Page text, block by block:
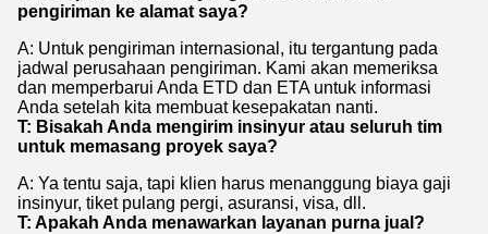
pengiriman ke alamat saya?
A: Untuk pengiriman internasional, itu tergantung pada
jadwal perusahaan pengiriman. Kami akan memeriksa
dan memperbarui Anda ETD dan ETA untuk informasi
Anda setelah kita membuat kesepakatan nanti.
T: Bisakah Anda mengirim insinyur atau seluruh tim
untuk memasang proyek saya?
A: Ya tentu saja, tapi klien harus menanggung biaya gaji
insinyur, tiket pulang pergi, asuransi, visa, dll.
T: Apakah Anda menawarkan layanan purna jual?